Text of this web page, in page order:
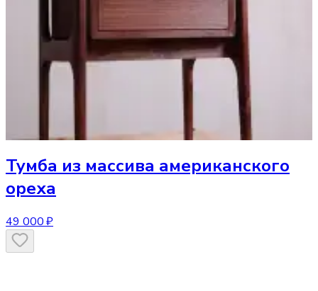
Тумба из массива американского
ореха
49 000 ₽